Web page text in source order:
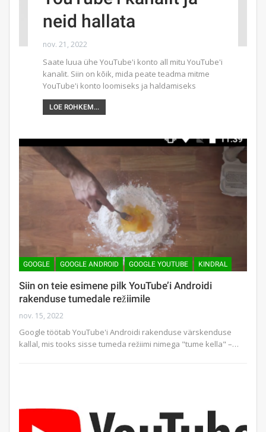
neid hallata
nov. 21, 2022
Saate luua ühe YouTube'i konto all mitu YouTube'i
kanalit. Siin on kõik, mida peate teadma mitme
YouTube'i konto loomiseks ja haldamiseks
LOE ROHKEM...
GOOGLE GOOGLE ANDROID GOOGLE YOUTUBE KINDRAL
Siin on teie esimene pilk YouTube’i Androidi
rakenduse tumedale režiimile
nov. 15, 2022
Google töötab YouTube'i Androidi rakenduse värskenduse
kallal, mis tooks sisse tumeda režiimi nimega "tume kella" –…